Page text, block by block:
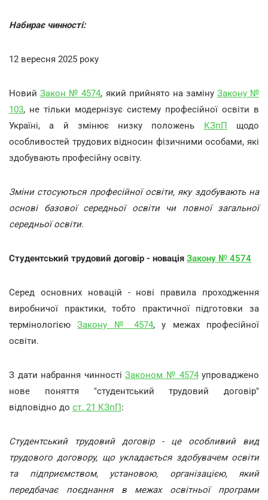
Набирає чинності:
12 вересня 2025 року
НовийЗакон № 4574, який прийнято на заміну Закону №
103, не тільки модернізує систему професійної освіти в
Україні, а й змінює низку положень КЗпП щодо
особливостей трудових відносин фізичними особами, які
здобувають професійну освіту.
Зміни стосуються професійної освіти, яку здобувають на
основі базової середньої освіти чи повної загальної
середньої освіти.
Студентський трудовий договір - новація Закону № 4574
Серед основних новацій - нові правила проходження
виробничої практики, тобто практичної підготовки за
термінологієюЗакону № 4574, у межах професійної
освіти.
З дати набрання чинності Законом № 4574упроваджено
нове поняття "студентський трудовий договір"
відповідно до ст. 21 КЗпП:
Студентський трудовий договір - це особливий вид
трудового договору, що укладається здобувачем освіти
та підприємством, установою, організацією, який
передбачає поєднання в межах освітньої програми